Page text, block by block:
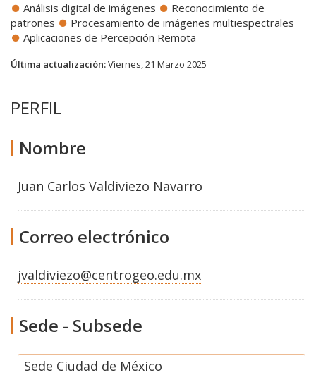
Análisis digital de imágenes
Reconocimiento de
patrones
Procesamiento de imágenes multiespectrales
Aplicaciones de Percepción Remota
Última actualización:Viernes, 21 Marzo 2025
PERFIL
Nombre
Juan Carlos Valdiviezo Navarro
Correo electrónico
jvaldiviezo@centrogeo.edu.mx
Sede - Subsede
Sede Ciudad de México